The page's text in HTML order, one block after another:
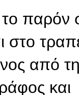
παρόν
από